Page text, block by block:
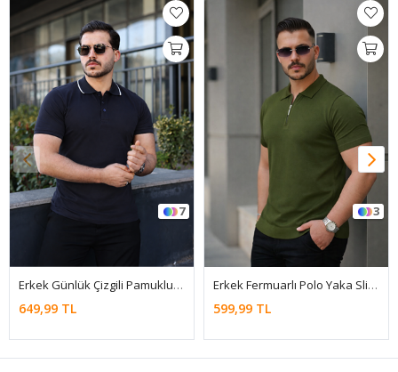
3
Erkek Fermuarlı Polo Yaka Slim Fit Triko T-Shirt
599,99 TL
10
Erkek Fermuarlı Dar Basic Triko Beyaz Polo Yaka Tişört
1.199,90 TL